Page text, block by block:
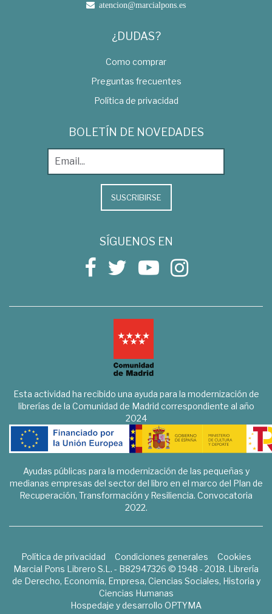
atencion@marcialpons.es
¿DUDAS?
Como comprar
Preguntas frecuentes
Política de privacidad
BOLETÍN DE NOVEDADES
SUSCRIBIRSE
SÍGUENOS EN
Esta actividad ha recibido una ayuda para la modernización de
librerías de la Comunidad de Madrid correspondiente al año
2024
Ayudas públicas para la modernización de las pequeñas y
medianas empresas del sector del libro en el marco del Plan de
Recuperación, Transformación y Resiliencia. Convocatoria
2022.
Política de privacidad Condiciones generales
Cookies
Marcial Pons Librero S.L. - B82947326 © 1948 - 2018. Librería
de Derecho, Economía, Empresa, Ciencias Sociales, Historia y
Ciencias Humanas
Hospedaje y desarrollo OPTYMA